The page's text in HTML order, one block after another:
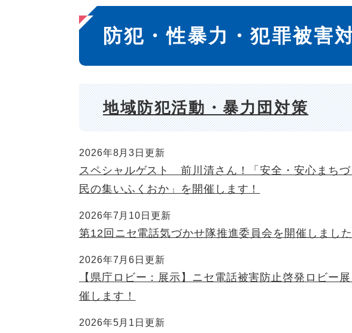
本
文
防犯・性暴力・犯罪被害
地域防犯活動・暴力団対策
2026年8月3日更新
スペシャルゲスト 前川清さん！「安全・安心まちづ
民の集いふくおか」を開催します！
2026年7月10日更新
第12回ニセ電話気づかせ隊推進委員会を開催しました
2026年7月6日更新
【県庁ロビー：展示】ニセ電話被害防止啓発ロビー
催します！
2026年5月1日更新